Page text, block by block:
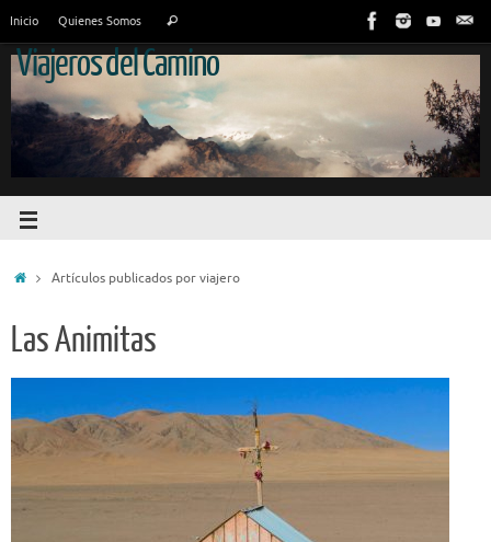
Inicio Quienes Somos
Viajeros del Camino
Artículos publicados por viajero
Las Animitas